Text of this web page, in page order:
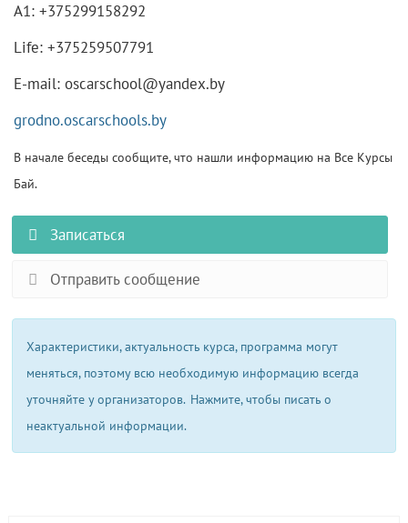
А1: +375299158292
Life: +375259507791
E-mail: oscarschool@yandex.by
grodno.oscarschools.by
В начале беседы сообщите, что нашли информацию на Все Курсы
Бай.
Записаться
Отправить сообщение
Характеристики, актуальность курса, программа могут
меняться, поэтому всю необходимую информацию всегда
уточняйте у организаторов. Нажмите, чтобы писать о
неактуальной информации.